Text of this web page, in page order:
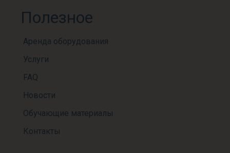
Полезное
Аренда оборудования
Услуги
FAQ
Новости
Обучающие материалы
Контакты